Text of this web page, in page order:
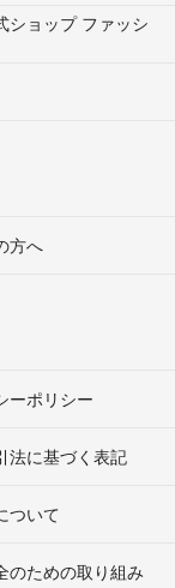
ショップ ファッシ
方へ
ーポリシー
法に基づく表記
ついて
のための取り組み